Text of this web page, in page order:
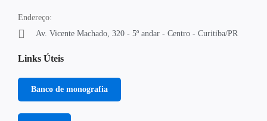
Endereço:
Av. Vicente Machado, 320 - 5º andar - Centro - Curitiba/PR
Links Úteis
Banco de monografia